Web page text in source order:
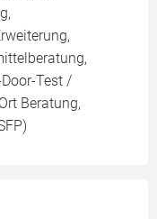
Test /
Beratung,